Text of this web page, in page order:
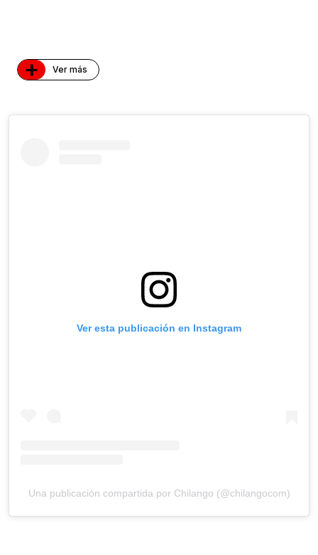
+ Ver más
Ver esta publicación en Instagram
Una publicación compartida por Chilango (@chilangocom)